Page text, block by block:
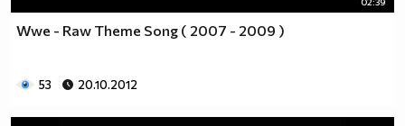
Wwe - Raw Theme Song ( 2007 - 2009 )
53 20.10.2012